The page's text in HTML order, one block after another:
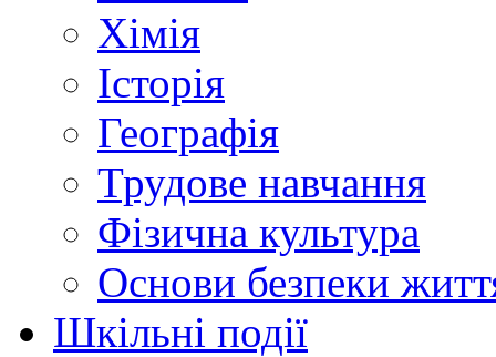
Хімія
Історія
Географія
Трудове навчання
Фізична культура
Основи безпеки
Шкільні події